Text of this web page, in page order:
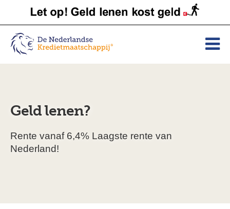
Geld lenen?
Rente vanaf 6,4% Laagste rente van
Nederland!